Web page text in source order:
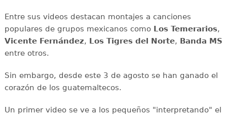
Entre sus videos destacan montajes a canciones
populares de grupos mexicanos como Los Temerarios,
Vicente Fernández, Los Tigres del Norte, Banda MS
entre otros.
Sin embargo, desde este 3 de agosto se han ganado el
corazón de los guatemaltecos.
Un primer video se ve a los pequeños "interpretando" el